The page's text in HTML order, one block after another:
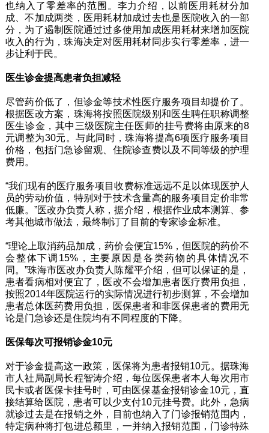
也纳入了零差率的范围。李力介绍，以前医用耗材分加
成、不加成两类，医用耗材加成过去也是医院收入的一部
分，为了遏制医院通过过多使用加成医用耗材来增加医院
收入的行为，珠海决定对医用耗材同步实行零差率，进一
步让利于民。
医生诊金提高患者负担减轻
尽管药价低了，但诊金等技术性医疗服务项目却提价了。
根据医改方案，珠海将按照医院级别和医生聘任职称调整
医生诊金，其中三级医院主任医师的挂号费将由原来的8
元调整为30元。与此同时，珠海将提高6项医疗服务项目
价格，包括门急诊留观、住院诊查费以及不同等级的护理
费用。
“我们现有的医疗服务项目收费标准远远不足以体现医护人
员的劳动价值，特别对于技术含量高的服务项目定价非常
低廉。”医改办负责人称，据介绍，根据作业成本测算、参
考其他城市做法，最终制订了目前的专家诊金标准。
“理论上取消药品加成，药价会便宜15%，但医院的药价不
会整体下调15%，主要原因是各类药物的具体情况不
同。”珠海市医改办负责人陈耀平介绍，但可以保证的是，
患者看病相对便宜了，医改不会增加患者医疗费用负担，
按照2014年医院运行的实际情况进行初步测算，不会增加
患者总体医药费用负担，医保患者和非医保患者的费用无
论是门急诊还是住院均有不同程度的下降。
医保每次可报销诊金10元
对于诊金提高这一政策，医保将为患者报销10元。据珠海
市人社局副局长程智涛介绍，每位医保患者本人每次用市
民卡或者医保卡挂号时，可由医保基金报销诊金10元，直
接结算给医院，患者可以少支付10元挂号费。此外，急病
就诊过去是在报销之外，目前也纳入了门诊报销范围内，
特定病种将打包进总额里，一并纳入报销范围，门诊特殊